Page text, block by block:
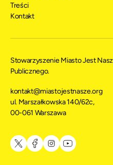
Stowarzyszenie Miasto Jest
Publicznego.
kontakt@miastojestnasze.org
ul. Marszałkowska 140/62c,
00-061 Warszawa
Treści
Kontakt